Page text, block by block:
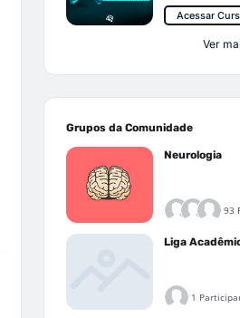
Acessar
Ver
Grupos da Comunidade
Neurologia
93
1